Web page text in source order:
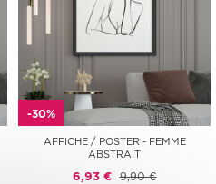
-30%
AFFICHE / POSTER - FEMME
ABSTRAIT
6,93 € 9,90 €